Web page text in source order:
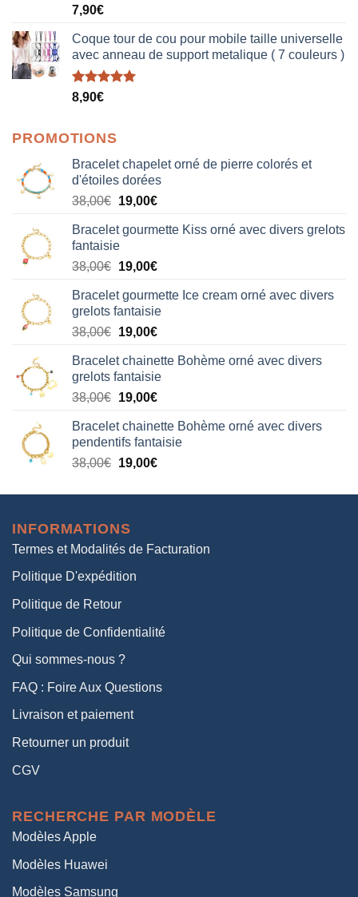
Note5.00
7,90€
Coque tour de cou pour mobile taille universelle
avec anneau de support metalique ( 7 couleurs )
Note5.00
8,90€
PROMOTIONS
Bracelet chapelet orné de pierre colorés et
d'étoiles dorées
38,00€ Le
initial
était :
38,00€.
19,00€Le
actuel
19,00€.
Bracelet gourmette Kiss orné avec divers grelots
fantaisie
38,00€ Le
initial
était :
38,00€.
19,00€Le
actuel
est :
19,00€.
Bracelet gourmette Ice cream orné avec divers
grelots fantaisie
38,00€ Le
initial
était :
38,00€.
19,00€Le
actuel
est :
19,00€.
Bracelet chainette Bohème orné avec divers
grelots fantaisie
38,00€ Le
initial
était :
38,00€.
19,00€Le
actuel
est :
19,00€.
Bracelet chainette Bohème orné avec divers
pendentifs fantaisie
38,00€ Le
initial
38,00€.
19,00€Le
actuel
INFORMATIONS
Termes et Modalités de Facturation
Politique D'expédition
Politique de Retour
Politique de Confidentialité
Qui sommes-nous ?
FAQ : Foire Aux Questions
Livraison et paiement
Retourner un produit
CGV
RECHERCHE PAR MODÈLE
Modèles Apple
Modèles Huawei
Modèles Samsung